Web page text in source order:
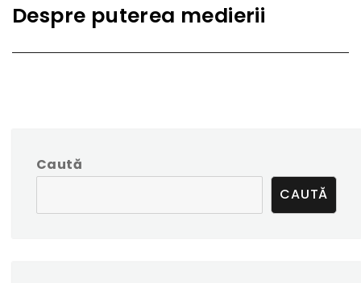
Next
Despre puterea medierii
Caută
CAUTĂ